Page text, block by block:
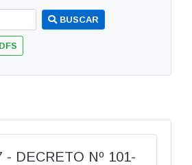
BUSCAR
- DECRETO Nº 101-